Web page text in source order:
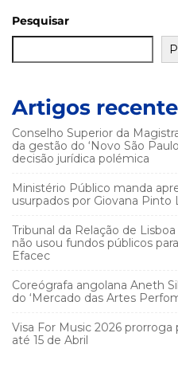
Pesquisar
Artigos
Conselho Superior da
da gestão do ‘Novo São
decisão jurídica polémica
Ministério Público manda
usurpados por Giovana Pinto
Tribunal da Relação de
não usou fundos públicos
Efacec
Coreógrafa angolana Aneth
do ‘Mercado das Artes
Visa For Music 2026 prorroga
até 15 de Abril